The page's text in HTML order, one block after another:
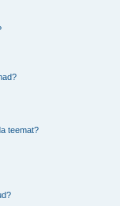
teemat?